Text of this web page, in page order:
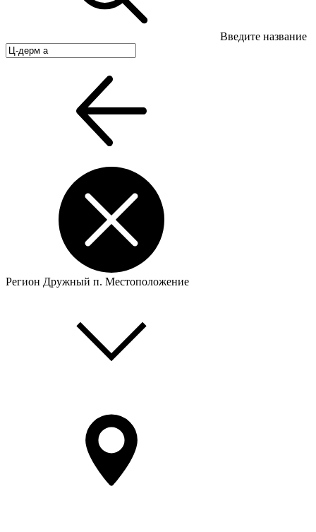
Введите название
Регион Дружный п. Местоположение